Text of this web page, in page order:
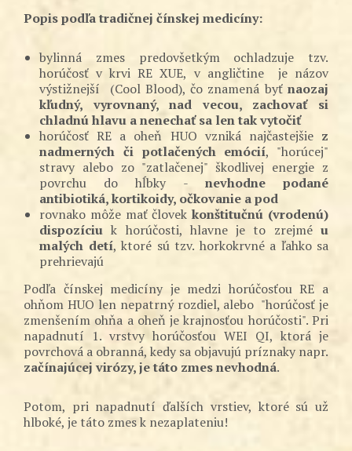
Popis podľa tradičnej čínskej medicíny:
bylinná zmes predovšetkým ochladzuje tzv.
horúčosť v krvi RE XUE, v angličtine je názov
výstižnejší (Cool Blood), čo znamená byť naozaj
kľudný, vyrovnaný, nad vecou, zachovať si
chladnú hlavu a nenechať sa len tak vytočiť
horúčosť RE a oheň HUO vzniká najčastejšie z
nadmerných či potlačených emócií, "horúcej"
stravy alebo zo "zatlačenej" škodlivej energie z
povrchu do hĺbky - nevhodne podané
antibiotiká, kortikoidy, očkovanie a pod
rovnako môže mať človekkonštitučnú (vrodenú)
dispozíciu k horúčosti, hlavne je to zrejmé u
malých detí, ktoré sú tzv. horkokrvné a ľahko sa
prehrievajú
Podľa čínskej medicíny je medzi horúčosťou RE a
ohňom HUO len nepatrný rozdiel, alebo "horúčosť je
zmenšením ohňa a oheň je krajnosťou horúčosti". Pri
napadnutí 1. vrstvy horúčosťou WEI QI, ktorá je
povrchová a obranná, kedy sa objavujú príznaky napr.
začínajúcej virózy, je táto zmes nevhodná.
Potom, pri napadnutí ďalších vrstiev, ktoré sú už
hlboké, je táto zmes k nezaplateniu!